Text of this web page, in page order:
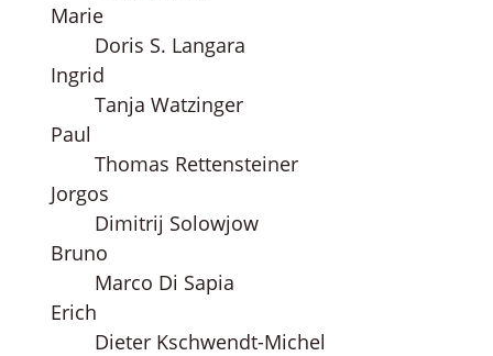
Marie
Doris S. Langara
Ingrid
Tanja Watzinger
Paul
Thomas Rettensteiner
Jorgos
Dimitrij Solowjow
Bruno
Marco Di Sapia
Erich
Dieter Kschwendt-Michel